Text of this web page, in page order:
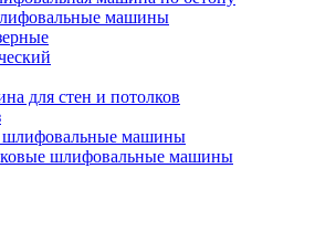
машины
для стен и потолков
машины
шлифовальные машины